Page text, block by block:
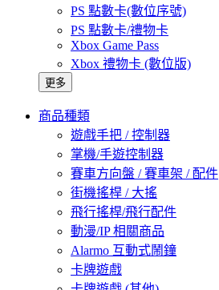
PS 點數卡(數位序號)
PS 點數卡/禮物卡
Xbox Game Pass
Xbox 禮物卡 (數位版)
更多
商品種類
遊戲手把 / 控制器
掌機/手遊控制器
賽車方向盤 / 賽車架 / 配件
街機搖桿 / 大搖
飛行搖桿/飛行配件
動漫/IP 相關商品
Alarmo 互動式鬧鐘
卡牌遊戲